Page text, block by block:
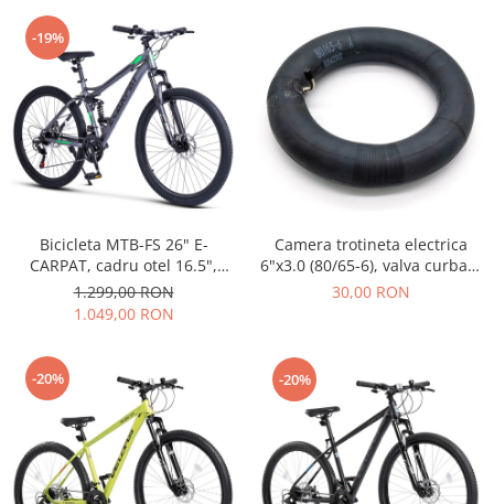
-19%
Bicicleta MTB-FS 26" E-
CARPAT, cadru otel 16.5",
manete secventiale, frane
disc, 21 viteze, gri/verde
1.299,00 RON
1.049,00 RON
Camera trotineta electrica
6"x3.0 (80/65-6), valva curbata
90°
30,00 RON
-20% -20%